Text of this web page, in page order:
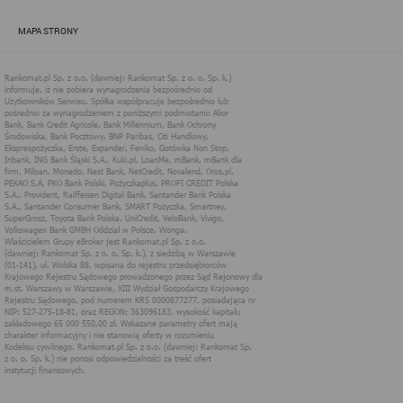
MAPA STRONY
dostosowanie usług, świadczonych w ramach serwisu do potrzeb
Więcej informacji na temat stosowania technologii cookies w
serwisie dostępne jest w Polityce Cookies.
Polityka Cookies serwisów
internetowych spółki Rankomat.pl Sp. z
o.o. (dawniej: Rankomat Sp. z o. o. Sp.
k.)
Rankomat.pl Sp. z o.o. (dawniej: Rankomat Sp. z o. o. Sp. k.), z
siedzibą w Warszawie (01-141), ul. Wolska 88, wpisana do rejestru
przedsiębiorców Krajowego Rejestru Sądowego prowadzonego
przez Sąd Rejonowy dla m.st. Warszawy w Warszawie, XIII
Wydział Gospodarczy Krajowego Rejestru Sądowego, pod
numerem KRS 0000877277, posiadająca nr NIP: 527-275-18-81,
oraz REGON: 363096183, zwana dalej "Rankomat" wykorzystuje
na swoich stronach internetowych technologię "cookies".
Zasady wykorzystania informacji dostarczonych przez
użytkownika w ramach technologii cookies w trakcie korzystania
ze stron internetowych i Rankomat określa niniejszy dokument.
Każdy użytkownik serwisów Rankomat proszony jest o